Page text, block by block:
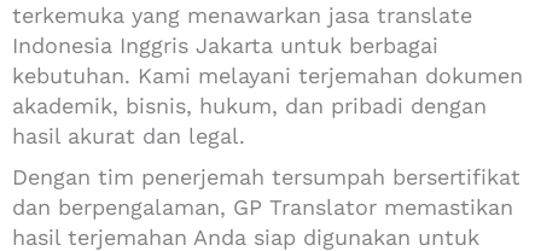
terkemuka yang menawarkan jasa translate
Indonesia Inggris Jakarta untuk berbagai
kebutuhan. Kami melayani terjemahan dokumen
akademik, bisnis, hukum, dan pribadi dengan
hasil akurat dan legal.
Dengan tim penerjemah tersumpah bersertifikat
dan berpengalaman, GP Translator memastikan
hasil terjemahan Anda siap digunakan untuk